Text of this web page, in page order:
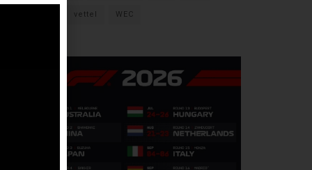
vettel WEC